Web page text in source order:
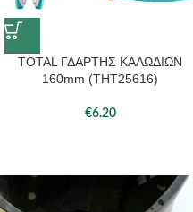
TOTAL ΓΔΑΡΤΗΣ ΚΑΛΩΔΙΩΝ
160mm (THT25616)
€6.20